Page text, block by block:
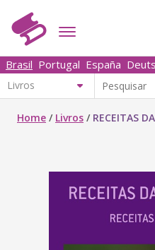
Brasil Portugal España
Home / Livros / RECEITAS